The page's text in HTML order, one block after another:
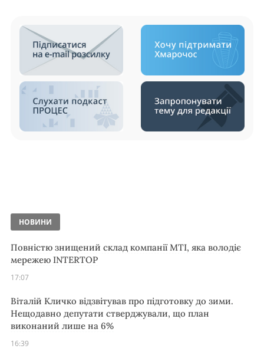
НОВИНИ
Повністю знищений склад компанії MTI, яка володіє
мережею INTERTOP
17:07
Віталій Кличко відзвітував про підготовку до зими.
Нещодавно депутати стверджували, що план
виконаний лише на 6%
16:39